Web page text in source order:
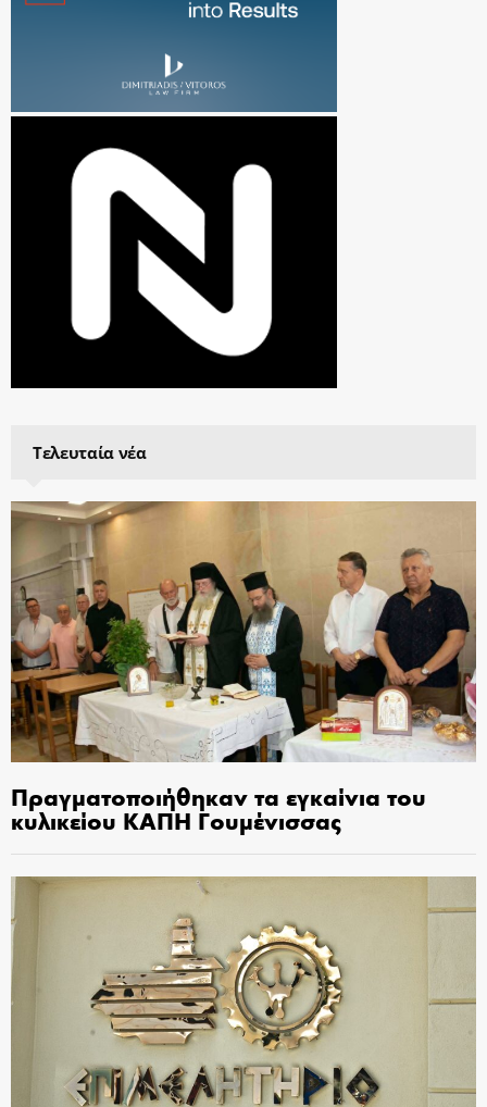
Τελευταία νέα
Πραγματοποιήθηκαν τα εγκαίνια του
κυλικείου ΚΑΠΗ Γουμένισσας